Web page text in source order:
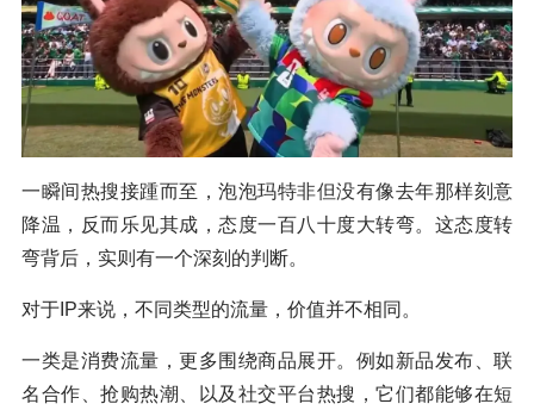
一瞬间热搜接踵而至，泡泡玛特非但没有像去年那样刻意
降温，反而乐见其成，态度一百八十度大转弯。这态度转
弯背后，实则有一个深刻的判断。
对于IP来说，不同类型的流量，价值并不相同。
一类是消费流量，更多围绕商品展开。例如新品发布、联
名合作、抢购热潮、以及社交平台热搜，它们都能够在短